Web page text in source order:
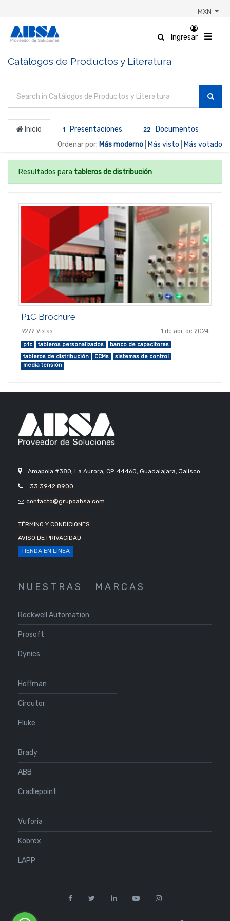
MXN
Ingresar
Catálogos de Productos y Literatura
Inicio 1 Presentaciones 22
Documentos
Ordenar por: Más moderno Más visto Más votado
Resultados para tableros de distribución
P1C Brochure
9272 Vistas
1 de abr. de 2024
p1c
tableros personalizados
banco de capacitores
tableros de distribución
CCMs
sistemas de control
media tensión
Amapola #380, La Aurora, CP. 44460, Guadalajara, Jalisco.
33 3942 8900
contacto@grupoabsa.com
TÉRMINO Y CONDICIONES
AVISO DE PRIVACIDAD
TIENDA EN LÍNEA
N U E S T R A S M A R C A S
Rockwell Automation
Prosoft
Dynics
Hoffman
Circutor
Fluke
Brady
ABB
Cradlepoint
Vuforia
Kobrex
LAPP